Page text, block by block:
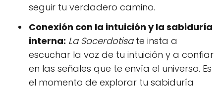
seguir tu verdadero camino.
Conexión con la intuición y la sabiduría
interna: La Sacerdotisate insta a
escuchar la voz de tu intuición y a confiar
en las señales que te envía el universo. Es
el momento de explorar tu sabiduría